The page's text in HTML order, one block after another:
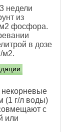
недели
из
м2 фосфора.
в дозе
м2.
некорневые
(1 г/л воды)
с
или